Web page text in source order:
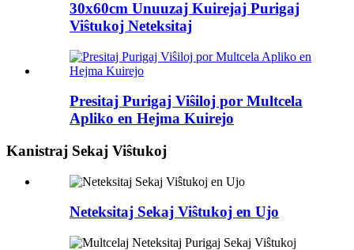
30x60cm Unuuzaj Kuirejaj Purigaj
Viŝtukoj Neteksitaj
Presitaj Purigaj Viŝiloj por Multcela
Apliko en Hejma Kuirejo
Kanistraj Sekaj Viŝtukoj
Neteksitaj Sekaj Viŝtukoj en Ujo